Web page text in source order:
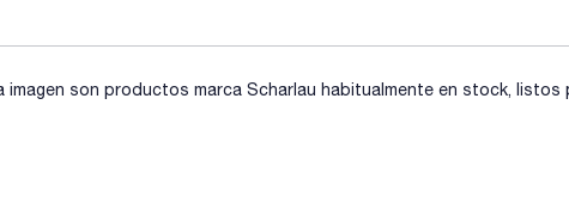
son productos marca Scharlau habitualmente en stock, listos